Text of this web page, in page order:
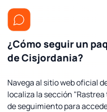
¿Cómo seguir un
de Cisjordania?
Navega al sitio web oficial
localiza la sección
de seguimiento para